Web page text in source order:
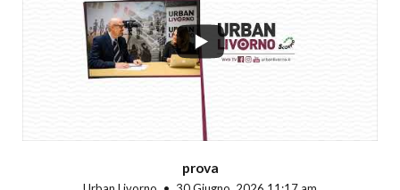
prova